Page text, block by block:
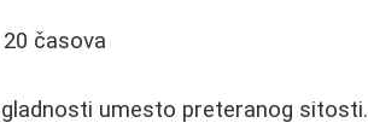
časova
umesto preteranog sitosti.